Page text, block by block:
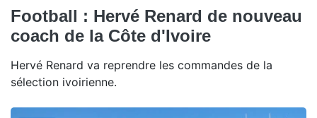
Football : Hervé Renard de nouveau
coach de la Côte d'Ivoire
Hervé Renard va reprendre les commandes de la
sélection ivoirienne.